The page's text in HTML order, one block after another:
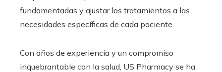
fundamentadas y ajustar los tratamientos a las
necesidades específicas de cada paciente.
Con años de experiencia y un compromiso
inquebrantable con la salud, US Pharmacy se ha